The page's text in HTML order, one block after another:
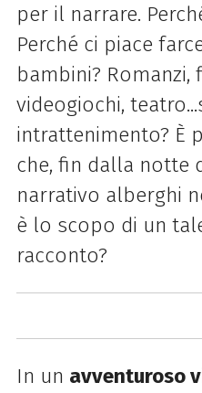
per il narrare.
Perché ci piace
bambini? Romanzi,
videogiochi,
intrattenimento? È
che, fin dalla notte
narrativo alberghi
è lo scopo di un
racconto?
In un avventuroso